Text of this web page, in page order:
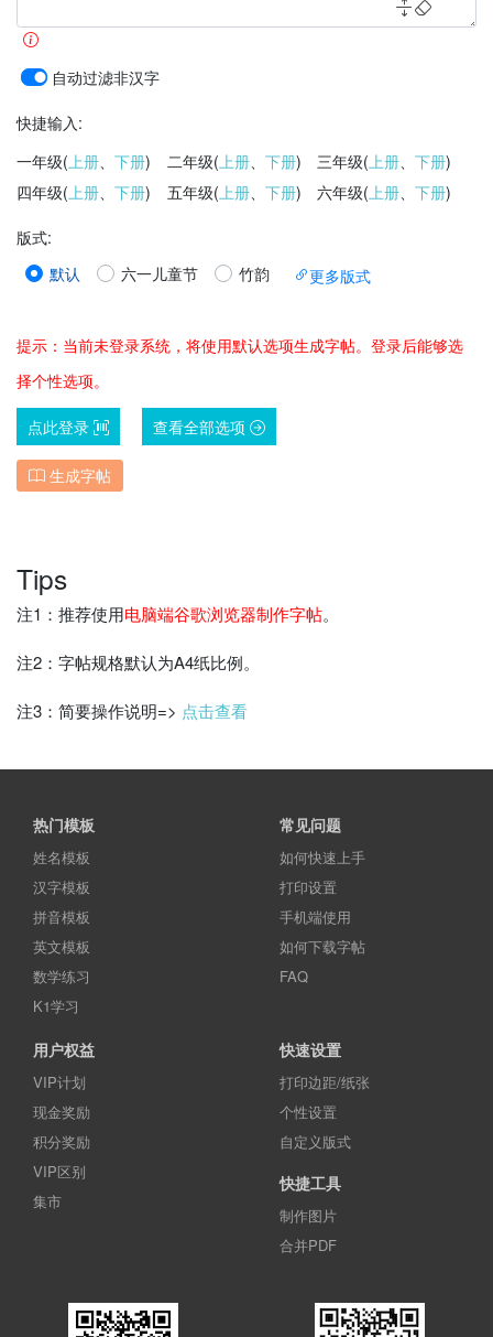
自动过滤非汉字
快捷输入:
一年级( 上册 下册) 二年级( 上册、 下册) 三年级( 上册 下册)
四年级( 上册 下册) 五年级( 上册、 下册) 六年级( 上册 下册)
版式:
默认
六一儿童节 竹韵 更多版式
提示：当前未登录系统，将使用默认选项生成字帖。登录后能够选
择个性选项。
点此登录 查看全部选项
生成字帖
Tips
注1：推荐使用电脑端谷歌浏览器制作字帖。
注2：字帖规格默认为A4纸比例。
注3：简要操作说明=> 点击查看
热门模板
姓名模板
汉字模板
拼音模板
英文模板
数学练习
K1学习
常见问题
如何快速上手
打印设置
手机端使用
如何下载字帖
FAQ
用户权益
VIP计划
现金奖励
积分奖励
VIP区别
集市
快速设置
打印边距/纸张
个性设置
自定义版式
快捷工具
制作图片
合并PDF